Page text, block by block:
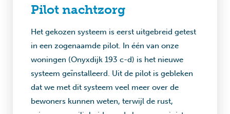
Pilot nachtzorg
Het gekozen systeem is eerst uitgebreid getest
in een zogenaamde pilot. In één van onze
woningen (Onyxdijk 193 c-d) is het nieuwe
systeem geïnstalleerd. Uit de pilot is gebleken
dat we met dit systeem veel meer over de
bewoners kunnen weten, terwijl de rust,